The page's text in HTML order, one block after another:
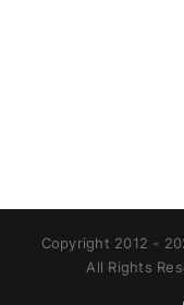
Copyright 2012 -
All Rights